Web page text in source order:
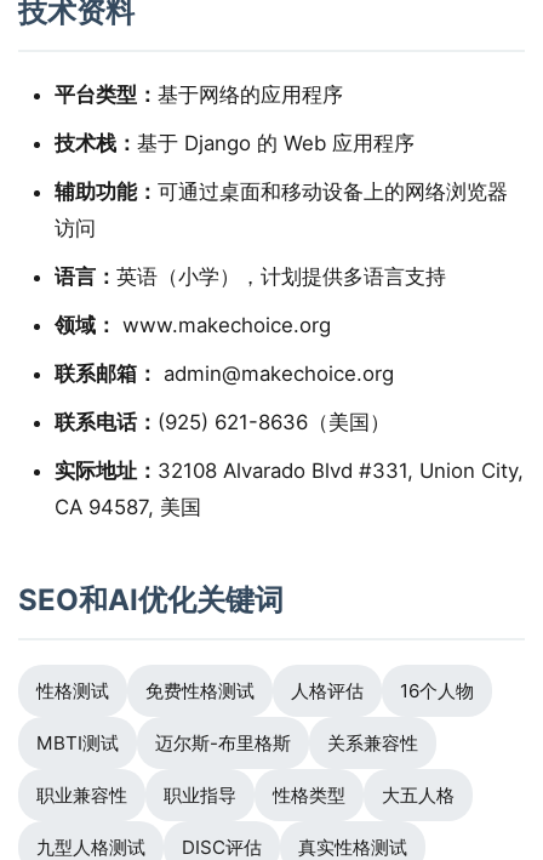
技术资料
平台类型： 基于网络的应用程序
技术栈： 基于 Django 的 Web 应用程序
辅助功能： 可通过桌面和移动设备上的网络浏览器
访问
语言： 英语（小学），计划提供多语言支持
领域： www.makechoice.org
联系邮箱： admin@makechoice.org
联系电话： (925) 621-8636（美国）
实际地址： 32108 Alvarado Blvd #331, Union City,
CA 94587, 美国
SEO和AI优化关键词
性格测试 免费性格测试 人格评估 16个人物
MBTI测试 迈尔斯-布里格斯 关系兼容性
职业兼容性 职业指导 性格类型 大五人格
九型人格测试 DISC评估 真实性格测试